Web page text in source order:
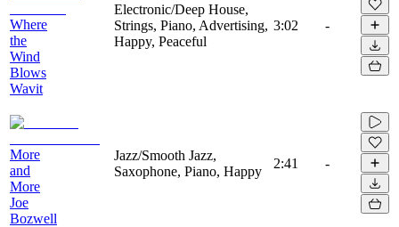
Where
the
Wind
Blows
Wavit
Electronic/Deep House,
Strings, Piano, Advertising,
Happy, Peaceful
3:02 -
More
and
More
Joe
Bozwell
Jazz/Smooth Jazz,
Saxophone, Piano, Happy
2:41 -